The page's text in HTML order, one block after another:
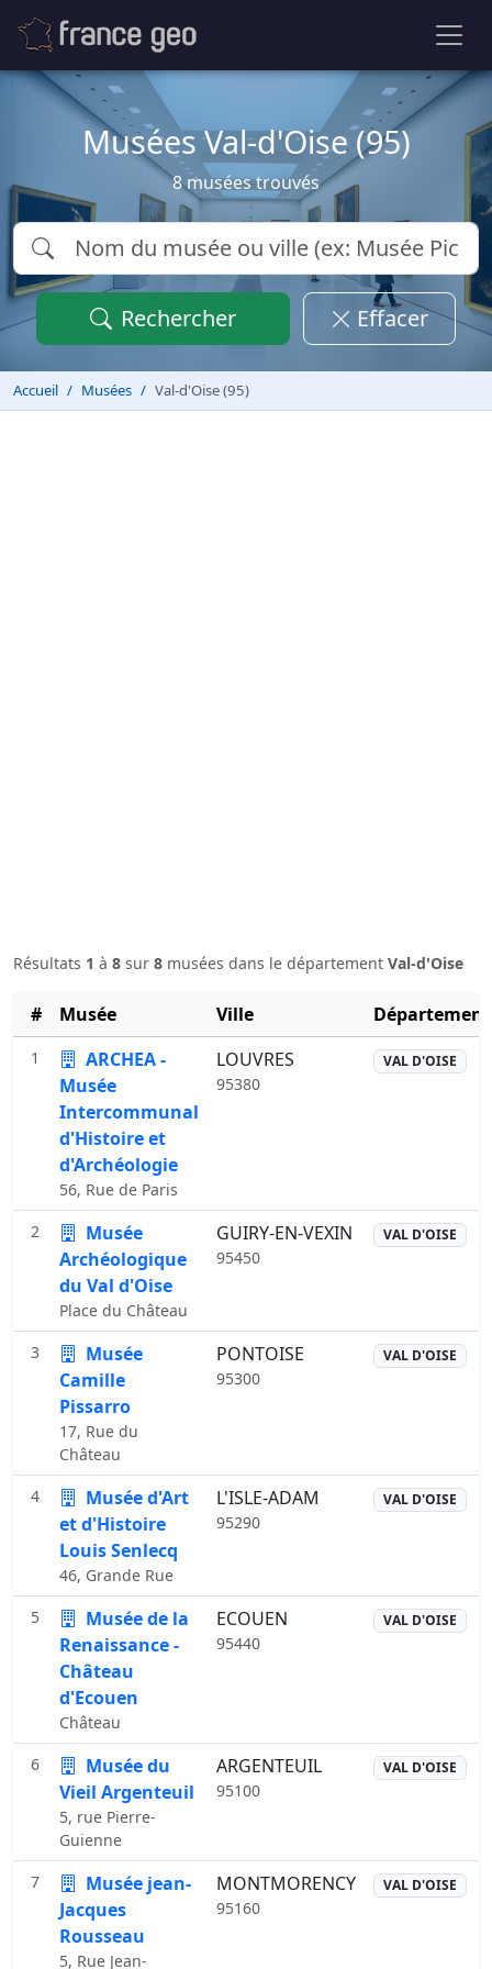
Musées Val-d'Oise (95)
8 musées trouvés
Rechercher Effacer
Accueil Musées Val-d'Oise (95)
Résultats 1 à 8 sur 8 musées dans le département Val-d'Oise
# Musée Ville Département
1
ARCHEA -
Musée
Intercommunal
d'Histoire et
d'Archéologie
56, Rue de Paris
LOUVRES
95380
VAL D'OISE
2
Musée
Archéologique
du Val d'Oise
Place du Château
GUIRY-EN-VEXIN
95450
VAL D'OISE
3
Musée
Camille
Pissarro
17, Rue du
Château
PONTOISE
95300
VAL D'OISE
4
Musée d'Art
et d'Histoire
Louis Senlecq
46, Grande Rue
L'ISLE-ADAM
95290
VAL D'OISE
5
Musée de la
Renaissance -
Château
d'Ecouen
Château
ECOUEN
95440
VAL D'OISE
6
Musée du
Vieil Argenteuil
5, rue Pierre-
Guienne
ARGENTEUIL
95100
VAL D'OISE
7
Musée jean-
Jacques
Rousseau
5, Rue Jean-
MONTMORENCY
95160
VAL D'OISE